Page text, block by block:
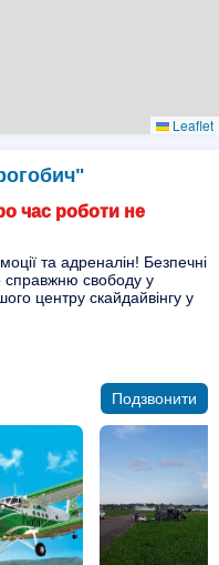
Leaflet
час роботи не
та адреналін! Безпечні
справжню свободу у
центру скайдайвінгу у
Подзвонити